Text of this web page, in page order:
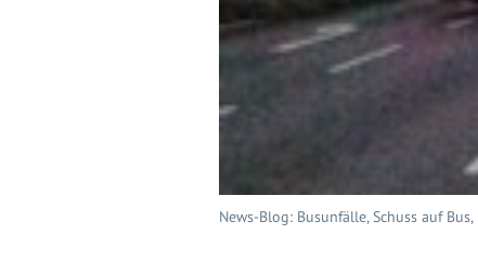
News-Blog: Busunfälle, Schuss auf